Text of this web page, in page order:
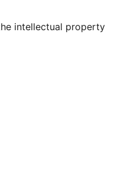
intellectual property